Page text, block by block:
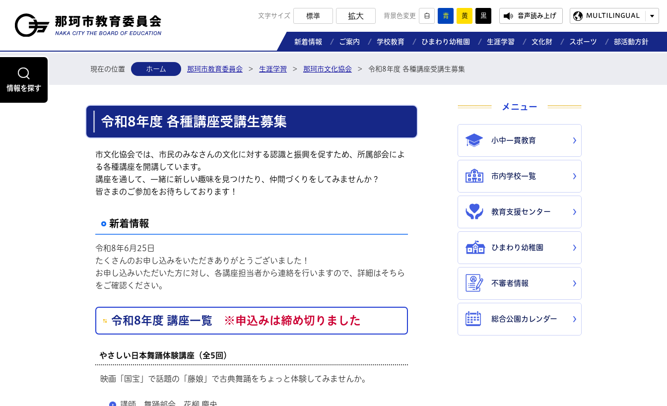
那珂市教育委員会ホームページ
文字サイズ 標準 拡大 背景色変更 白 青 黄 黒 音声読み上げ MULTILINGUAL
新着情報 ご案内 学校教育 ひまわり幼稚園 生涯学習 文化財 スポーツ 部活動方針
情報を探す
現在の位置 ホーム 那珂市教育委員会 > 生涯学習 > 那珂市文化協会 > 令和8年度 各種講座受講生募集
令和8年度 各種講座受講生募集
市文化協会では、市民のみなさんの文化に対する認識と振興を促すため、所属部会によ
る各種講座を開講しています。
講座を通して、一緒に新しい趣味を見つけたり、仲間づくりをしてみませんか？
皆さまのご参加をお待ちしております！
新着情報
令和8年6月25日
たくさんのお申し込みをいただきありがとうございました！
お申し込みいただいた方に対し、各講座担当者から連絡を行いますので、詳細はそちら
をご確認ください。
令和8年度 講座一覧 ※申込みは締め切りました
やさしい日本舞踊体験講座（全5回）
映画「国宝」で話題の「藤娘」で古典舞踊をちょっと体験してみませんか。
メニュー
小中一貫教育
市内学校一覧
教育支援センター
ひまわり幼稚園
不審者情報
総合公園カレンダー